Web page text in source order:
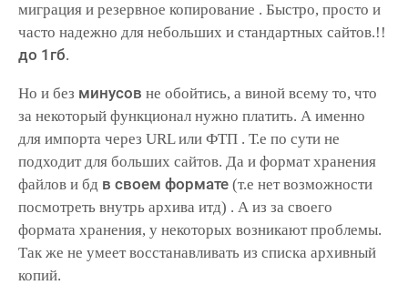
миграция и резервное копирование . Быстро, просто и
часто надежно для небольших и стандартных сайтов.!!
до 1гб.
Но и без минусов не обойтись, а виной всему то, что
за некоторый функционал нужно платить. А именно
для импорта через URL или ФТП . Т.е по сути не
подходит для больших сайтов. Да и формат хранения
файлов и бд в своем формате (т.е нет возможности
посмотреть внутрь архива итд) . А из за своего
формата хранения, у некоторых возникают проблемы.
Так же не умеет восстанавливать из списка архивный
копий.